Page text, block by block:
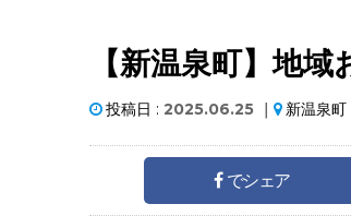
【新温泉町】地
投稿日 : 2025.06.25｜ 新温泉町
でシェア